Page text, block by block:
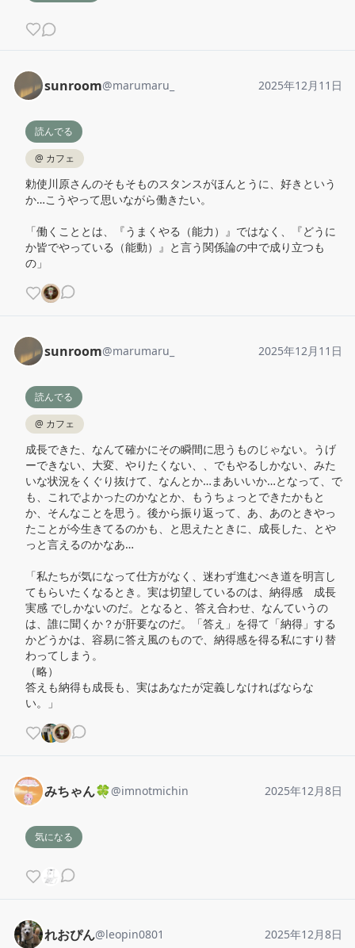
sunroom@marumaru_ 2025年12月11日
読んでる
@ カフェ
勅使川原さんのそもそものスタンスがほんとうに、好きという
か…こうやって思いながら働きたい。
「働くこととは、『うまくやる（能力）』ではなく、『どうに
か皆でやっている（能動）』と言う関係論の中で成り立つも
の」
sunroom@marumaru_ 2025年12月11日
読んでる
@ カフェ
成長できた、なんて確かにその瞬間に思うものじゃない。うげ
ーできない、大変、やりたくない、、でもやるしかない、みた
いな状況をくぐり抜けて、なんとか…まあいいか…となって、で
も、これでよかったのかなとか、もうちょっとできたかもと
か、そんなことを思う。後から振り返って、あ、あのときやっ
たことが今生きてるのかも、と思えたときに、成長した、とや
っと言えるのかなあ…
「私たちが気になって仕方がなく、迷わず進むべき道を明言し
てもらいたくなるとき。実は切望しているのは、納得感　成長
実感 でしかないのだ。となると、答え合わせ、なんていうの
は、誰に聞くか？が肝要なのだ。「答え」を得て「納得」する
かどうかは、容易に答え風のもので、納得感を得る私にすり替
わってしまう。
（略）
答えも納得も成長も、実はあなたが定義しなければならな
い。」
みちゃん🍀@imnotmichin 2025年12月8日
気になる
れおぴん@leopin0801 2025年12月8日